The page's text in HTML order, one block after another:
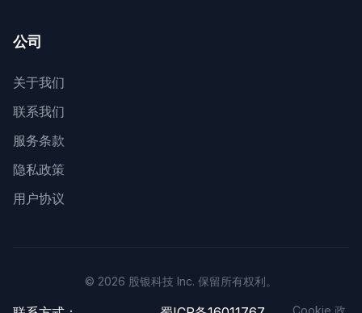
公司
关于我们
联系我们
服务条款
隐私政策
用户协议
© 2026 股银科技 Inc. 保留所有权利。
Cookie 政